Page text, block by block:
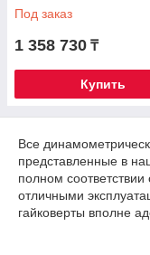
Под заказ
1 358 730 ₸
Купить
Все
представленные в
полном
отличными
гайковерты вполне
известных